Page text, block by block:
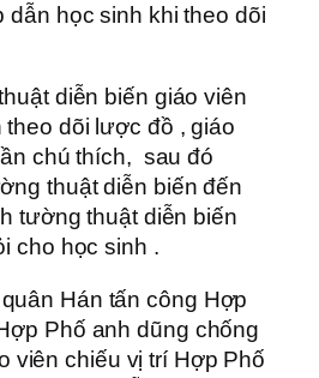
dẫn học sinh khi theo dõi
diễn biến giáo viên
dõi lược đồ , giáo
chú thích, sau đó
thuật diễn biến đến
tường thuật diễn biến
cho học sinh .
Hán tấn công Hợp
Phố anh dũng chống
viên chiếu vị trí Hợp Phố